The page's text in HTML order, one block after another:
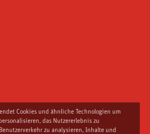
Cookies und ähnliche Technologien um
das Nutzererlebnis zu
zu analysieren, Inhalte und